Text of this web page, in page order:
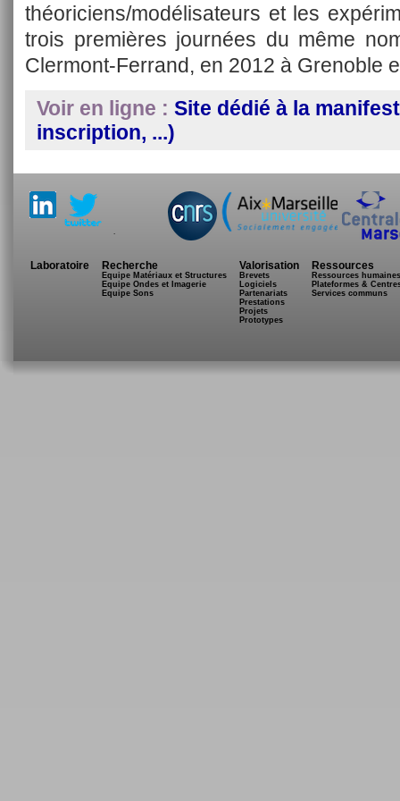
théoriciens/modélisateurs et les
trois premières journées du même
Clermont-Ferrand, en 2012 à Grenoble
Voir en ligne : Site dédié à la
inscription, ...)
Laboratoire Recherche
Equipe Matériaux et Structures
Equipe Ondes et Imagerie
Equipe Sons
Valorisation
Brevets
Logiciels
Partenariats
Prestations
Projets
Prototypes
Ressources
Ressources humaines
Plateformes &
Services communs